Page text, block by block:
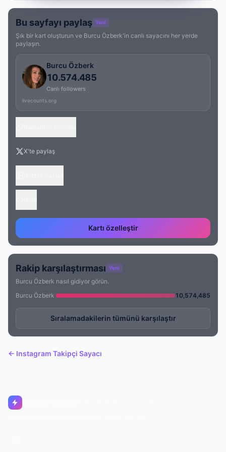
Bu sayfayı paylaş Yeni
Şık bir kart oluşturun ve Burcu Özberk'in canlı sayacını her yerde
paylaşın.
Burcu Özberk
10.574.485
Canlı followers
livecounts.org
X'te paylaş
Kartı özelleştir
Rakip karşılaştırması Yeni
Burcu Özberk nasıl gidiyor görün.
Burcu Özberk
10,574,485
Sıralamadakilerin tümünü karşılaştır
← Instagram Takipçi Sayacı